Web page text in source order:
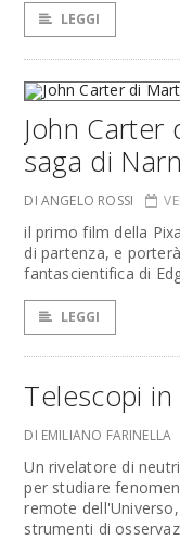
LEGGI
John
saga di
DI ANGELO ROSSI
il primo film della
di partenza, e
fantascientifica di
LEGGI
Telescopi
DI EMILIANO FARINELLA
Un rivelatore di
per studiare
remote
strumenti di